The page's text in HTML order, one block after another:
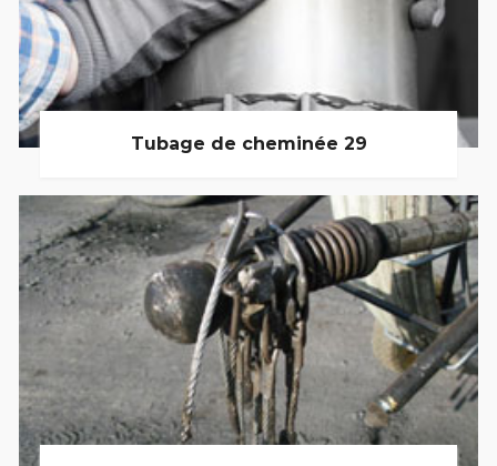
Tubage de cheminée 29